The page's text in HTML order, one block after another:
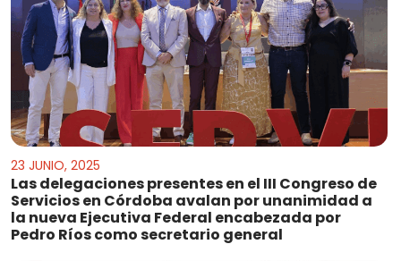
23 JUNIO, 2025
Las delegaciones presentes en el III Congreso de
Servicios en Córdoba avalan por unanimidad a
la nueva Ejecutiva Federal encabezada por
Pedro Ríos como secretario general